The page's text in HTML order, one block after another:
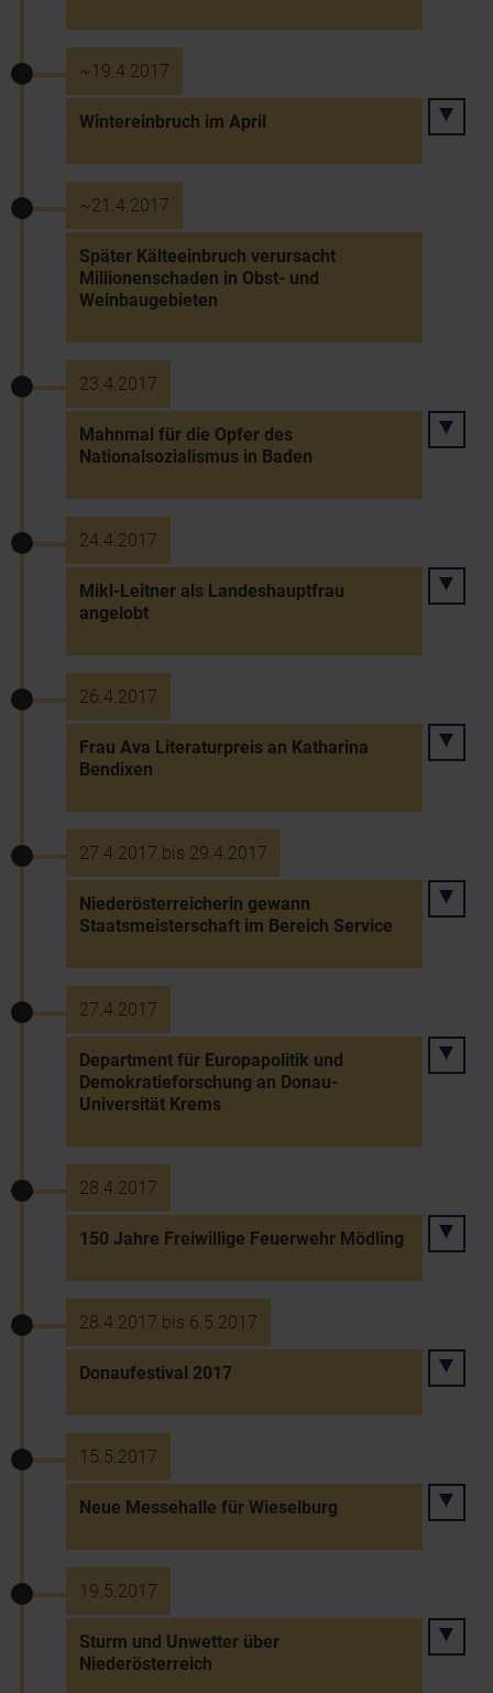
~19.4.2017
Wintereinbruch im April
~21.4.2017
Später Kälteeinbruch verursacht
Millionenschaden in Obst- und
Weinbaugebieten
23.4.2017
Mahnmal für die Opfer des
Nationalsozialismus in Baden
24.4.2017
Mikl-Leitner als Landeshauptfrau
angelobt
26.4.2017
Frau Ava Literaturpreis an Katharina
Bendixen
27.4.2017 bis 29.4.2017
Niederösterreicherin gewann
Staatsmeisterschaft im Bereich Service
27.4.2017
Department für Europapolitik und
Demokratieforschung an Donau-
Universität Krems
28.4.2017
150 Jahre Freiwillige Feuerwehr Mödling
28.4.2017 bis 6.5.2017
Donaufestival 2017
15.5.2017
Neue Messehalle für Wieselburg
19.5.2017
Sturm und Unwetter über
Niederösterreich